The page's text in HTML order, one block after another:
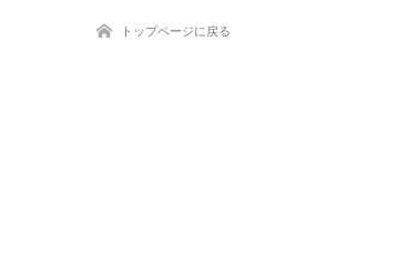
トップページに戻る